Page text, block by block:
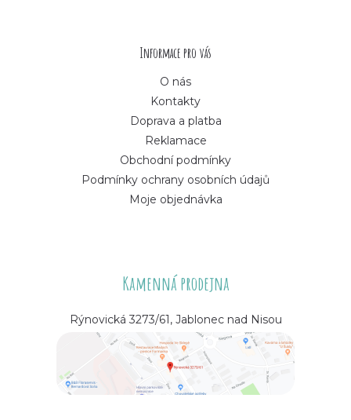
Informace pro vás
O nás
Kontakty
Doprava a platba
Reklamace
Obchodní podmínky
Podmínky ochrany osobních údajů
Moje objednávka
Kamenná prodejna
Rýnovická 3273/61, Jablonec nad Nisou